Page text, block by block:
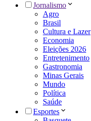
Jornalismo
Agro
Brasil
Cultura e Lazer
Economia
Eleições 2026
Entretenimento
Gastronomia
Minas Gerais
Mundo
Política
Saúde
Esportes